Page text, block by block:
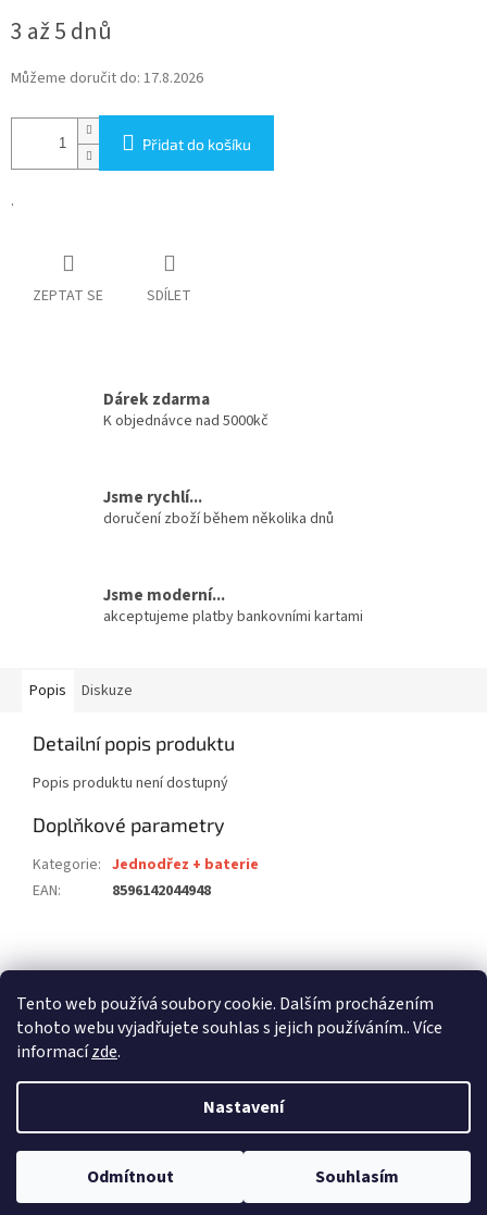
Tento web používá soubory cookie. Dalším procházením
tohoto webu vyjadřujete souhlas s jejich používáním.. Více
informacízde.
Nastavení
Odmítnout Souhlasím
cena:
3 až 5 dnů
Můžeme doručit do: 17.8.2026
Přidat do košíku
.
ZEPTAT SE SDÍLET
Dárek zdarma
K objednávce nad 5000kč
Jsme rychlí...
doručení zboží během několika dnů
Jsme moderní...
akceptujeme platby bankovními kartami
Popis Diskuze
Detailní popis produktu
Popis produktu není dostupný
Doplňkové parametry
Kategorie: Jednodřez + baterie
EAN: 8596142044948
á
stavební pouzdra SCRIGNO
Vytvořil Shoptet
Copyright 2026dalago.cz . Všechna práva vyhrazena.